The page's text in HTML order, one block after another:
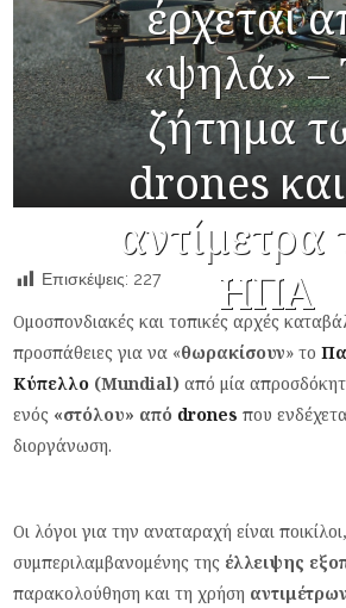
έρχεται
«ψηλά» –
ζήτημα
drones
αντίμετρα
ΗΠΑ
Επισκέψεις: 227
Ομοσπονδιακές και τοπικές αρχές
προσπάθειες για να «θωρακίσουν» το
Κύπελλο (Mundial)από μία
ενός «στόλου» από drones που
διοργάνωση.
Οι λόγοι για την αναταραχή είναι ποικίλοι,
συμπεριλαμβανομένης της έλλειψης
παρακολούθηση και τη χρήση